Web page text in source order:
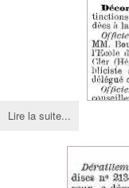
Lire la suite...